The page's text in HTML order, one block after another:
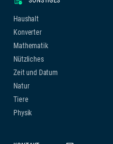
Haushalt
Konverter
Mathematik
Nützliches
Zeit und Datum
Natur
Tiere
Physik